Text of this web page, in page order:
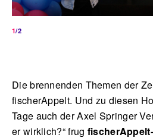
1/2
Die brennenden Themen der
fischerAppelt. Und zu diesen
Tage auch der Axel Springer
er wirklich?“ frug